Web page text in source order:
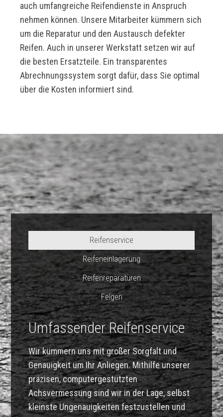
auch umfangreiche Reifendienste in Anspruch
nehmen können. Unsere Mitarbeiter kümmern sich
um die Reparatur und den Austausch defekter
Reifen. Auch in unserer Werkstatt setzen wir auf
die besten Ersatzteile. Ein transparentes
Abrechnungssystem sorgt dafür, dass Sie optimal
über die Kosten informiert sind.
Reifenservice
Reifeneinlagerung
Reifenreparaturen
Felgen
Umfassender Reifenservice
Wir kümmern uns mit großer Sorgfalt und
Genauigkeit um Ihr Anliegen. Mithilfe unserer
präzisen, computergestützten
Achsvermessung sind wir in der Lage, selbst
kleinste Ungenauigkeiten festzustellen und